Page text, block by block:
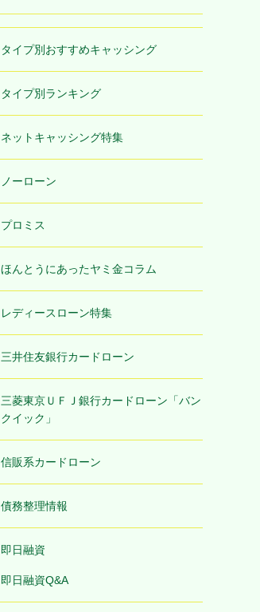
タイプ別おすすめキャッシング
タイプ別ランキング
ネットキャッシング特集
ノーローン
プロミス
ほんとうにあったヤミ金コラム
レディースローン特集
三井住友銀行カードローン
三菱東京ＵＦＪ銀行カードローン「バン
クイック」
信販系カードローン
債務整理情報
即日融資
即日融資Q&A